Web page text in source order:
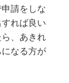
請をしな
れば良い
、あきれ
なる方が